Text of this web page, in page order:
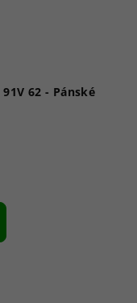
Skechers sluneční brýle SE6159 91V 62 - Pánské